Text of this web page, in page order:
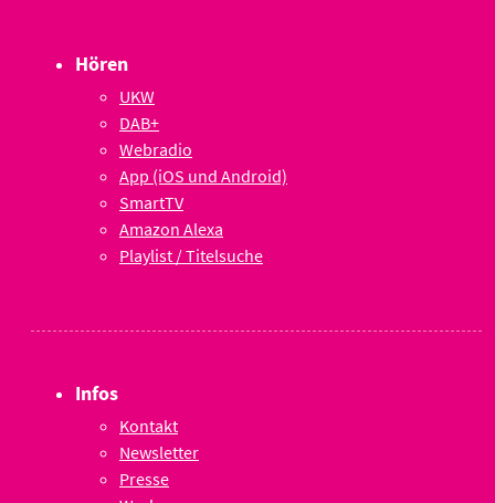
Hören
UKW
DAB+
Webradio
App (iOS und Android)
SmartTV
Amazon Alexa
Playlist / Titelsuche
Infos
Kontakt
Newsletter
Presse